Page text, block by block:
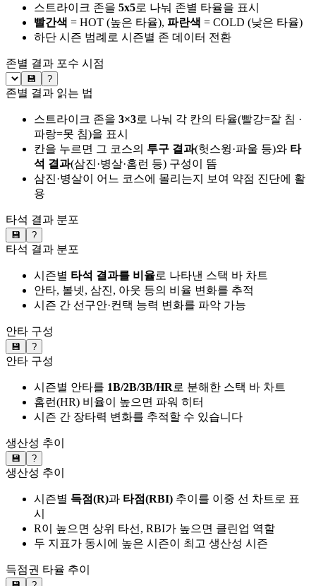
스트라이크 존을 5x5로 나눠 존별 타율을 표시
빨간색 = HOT (높은 타율), 파란색 = COLD (낮은 타율)
하단 시즌 범례로 시즌별 존 데이터 전환
존별 결과 포수 시점
💾 ?
존별 결과 읽는 법
스트라이크 존을 3×3로 나눠 각 칸의 타율(빨강=잘 침 ·
파랑=못 침)을 표시
칸을 누르면 그 코스의 투구 결과(헛스윙·파울 등)와 타
석 결과(삼진·병살·홈런 등) 구성이 뜸
삼진·병살이 어느 코스에 몰리는지 보여 약점 진단에 활
용
타석 결과 분포
💾 ?
타석 결과 분포
시즌별 타석 결과를 비율로 나타낸 스택 바 차트
안타, 볼넷, 삼진, 아웃 등의 비율 변화를 추적
시즌 간 선구안·컨택 능력 변화를 파악 가능
안타 구성
💾 ?
안타 구성
시즌별 안타를 1B/2B/3B/HR로 분해한 스택 바 차트
홈런(HR) 비율이 높으면 파워 히터
시즌 간 장타력 변화를 추적할 수 있습니다
생산성 추이
💾 ?
생산성 추이
시즌별 득점(R)과 타점(RBI) 추이를 이중 선 차트로 표
시
R이 높으면 상위 타선, RBI가 높으면 클린업 역할
두 지표가 동시에 높은 시즌이 최고 생산성 시즌
득점권 타율 추이